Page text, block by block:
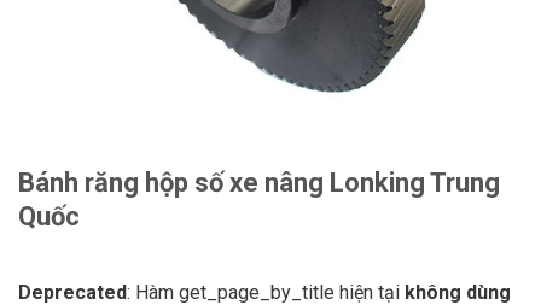
Bánh răng hộp số xe nâng Lonking Trung
Quốc
Deprecated: Hàm get_page_by_title hiện tại không dùng